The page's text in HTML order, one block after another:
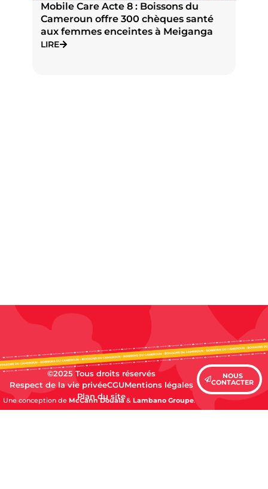
Mobile Care Acte 8 : Boissons du
Cameroun offre 300 chèques santé
aux femmes enceintes à Meiganga
LIRE
©2025 Tous droits réservés
Respect de la vie privéeCGUMentions légales
Plan du site
NOUS
CONTACTER
Une conception de McCann Douala& Lambano Groupe.